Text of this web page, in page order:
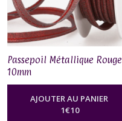
Passepoil Métallique Rouge
10mm
AJOUTER AU PANIER
1€10